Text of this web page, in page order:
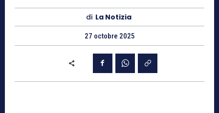
di La Notizia
27 octobre 2025